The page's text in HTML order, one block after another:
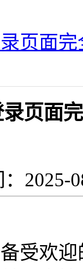
页面
页面
2025-
受欢